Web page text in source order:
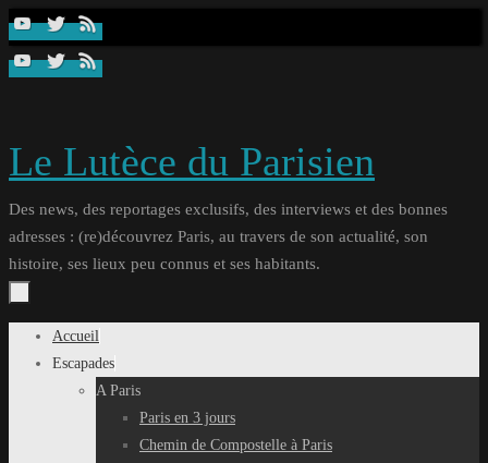
Passer
contenu
Le Lutèce du Parisien
Des news, des reportages exclusifs, des interviews et des bonnes
adresses : (re)découvrez Paris, au travers de son actualité, son
histoire, ses lieux peu connus et ses habitants.
Passer
Accueil
Escapades
A Paris
Paris en 3 jours
Chemin de Compostelle à Paris